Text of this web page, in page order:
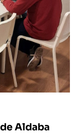
Aldaba